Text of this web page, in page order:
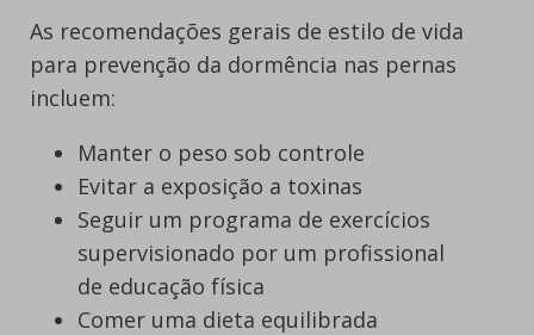
As recomendações gerais de estilo de vida
para prevenção da dormência nas pernas
incluem:
Manter o peso sob controle
Evitar a exposição a toxinas
Seguir um programa de exercícios
supervisionado por um profissional
de educação física
Comer uma dieta equilibrada